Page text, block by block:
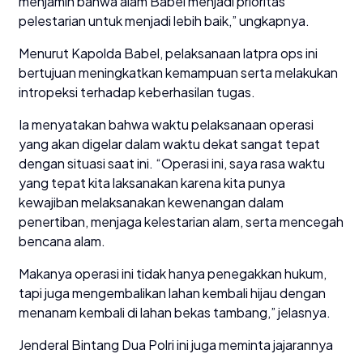
pelestarian untuk menjadi lebih baik,” ungkapnya.
Menurut Kapolda Babel, pelaksanaan latpra ops ini
bertujuan meningkatkan kemampuan serta melakukan
intropeksi terhadap keberhasilan tugas.
Ia menyatakan bahwa waktu pelaksanaan operasi
yang akan digelar dalam waktu dekat sangat tepat
dengan situasi saat ini. “Operasi ini, saya rasa waktu
yang tepat kita laksanakan karena kita punya
kewajiban melaksanakan kewenangan dalam
penertiban, menjaga kelestarian alam, serta mencegah
bencana alam.
Makanya operasi ini tidak hanya penegakkan hukum,
tapi juga mengembalikan lahan kembali hijau dengan
menanam kembali di lahan bekas tambang,” jelasnya.
Jenderal Bintang Dua Polri ini juga meminta jajarannya